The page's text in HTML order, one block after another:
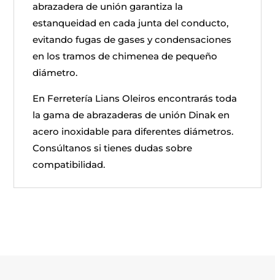
abrazadera de unión garantiza la
estanqueidad en cada junta del conducto,
evitando fugas de gases y condensaciones
en los tramos de chimenea de pequeño
diámetro.
En Ferretería Lians Oleiros encontrarás toda
la gama de abrazaderas de unión Dinak en
acero inoxidable para diferentes diámetros.
Consúltanos si tienes dudas sobre
compatibilidad.